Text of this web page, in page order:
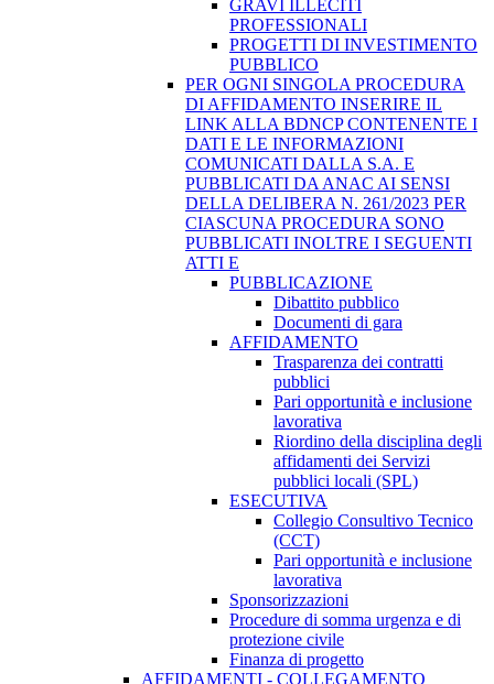
GRAVI ILLECITI
PROFESSIONALI
PROGETTI DI INVESTIMENTO
PUBBLICO
PER OGNI SINGOLA PROCEDURA
DI AFFIDAMENTO INSERIRE IL
LINK ALLA BDNCP CONTENENTE I
DATI E LE INFORMAZIONI
COMUNICATI DALLA S.A. E
PUBBLICATI DA ANAC AI SENSI
DELLA DELIBERA N. 261/2023 PER
CIASCUNA PROCEDURA SONO
PUBBLICATI INOLTRE I SEGUENTI
ATTI E
PUBBLICAZIONE
Dibattito pubblico
Documenti di gara
AFFIDAMENTO
Trasparenza dei contratti
pubblici
Pari opportunità e inclusione
lavorativa
Riordino della disciplina degli
affidamenti dei Servizi
pubblici locali (SPL)
ESECUTIVA
Collegio Consultivo Tecnico
(CCT)
Pari opportunità e inclusione
lavorativa
Sponsorizzazioni
Procedure di somma urgenza e di
protezione civile
Finanza di progetto
AFFIDAMENTI - COLLEGAMENTO